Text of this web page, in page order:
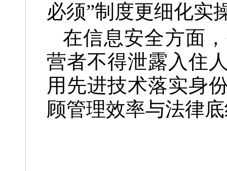
必须”制度更细化实
在信息安全方面
营者不得泄露入住
用先进技术落实身
顾管理效率与法律